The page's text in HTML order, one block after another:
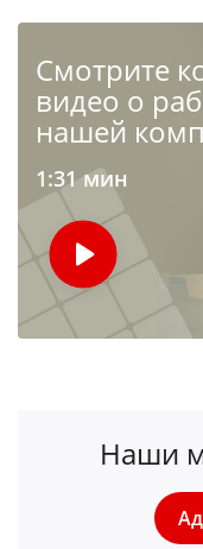
Cмотрите
видео о
нашей
1:31 мин
Наши